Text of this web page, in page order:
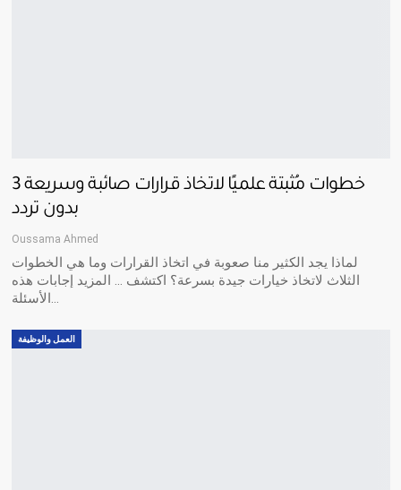
3 خطوات مُثبتة علميًا لاتخاذ قرارات صائبة وسريعة
بدون تردد
Oussama Ahmed
لماذا يجد الكثير منا صعوبة في اتخاذ القرارات وما هي الخطوات
الثلاث لاتخاذ خيارات جيدة بسرعة؟ اكتشف ... المزيد إجابات هذه
الأسئلة…
العمل والوظيفة